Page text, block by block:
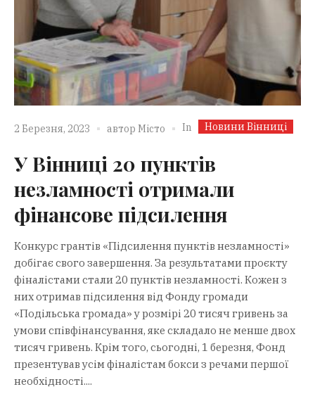
2 Березня, 2023 автор Місто In Новини Вінниці
У Вінниці 20 пунктів
незламності отримали
фінансове підсилення
Конкурс грантів «Підсилення пунктів незламності»
добігає свого завершення. За результатами проєкту
фіналістами стали 20 пунктів незламності. Кожен з
них отримав підсилення від Фонду громади
«Подільська громада» у розмірі 20 тисяч гривень за
умови співфінансування, яке складало не менше двох
тисяч гривень. Крім того, сьогодні, 1 березня, Фонд
презентував усім фіналістам бокси з речами першої
необхідності....